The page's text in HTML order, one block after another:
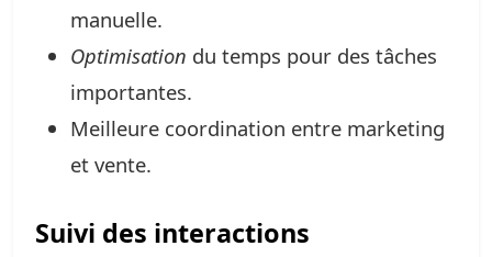
manuelle.
Optimisation du temps pour des tâches
importantes.
Meilleure coordination entre marketing
et vente.
Suivi des interactions